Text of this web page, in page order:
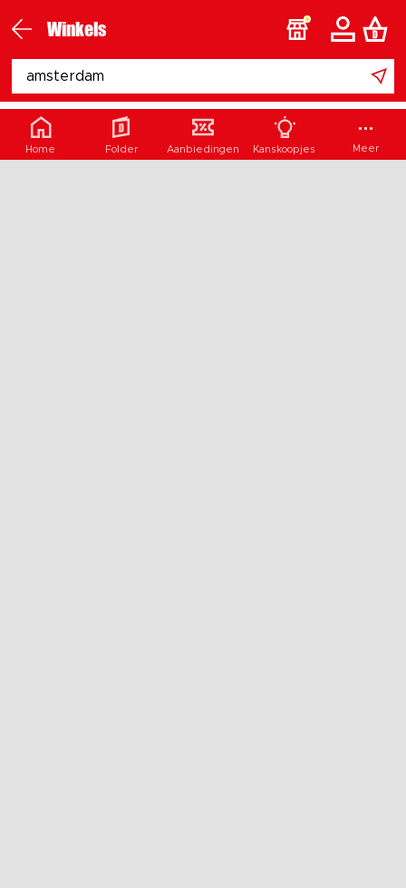
Winkels
Nu open Open na 20:00 Zondag open
Home Folder Aanbiedingen Kanskoopjes Meer